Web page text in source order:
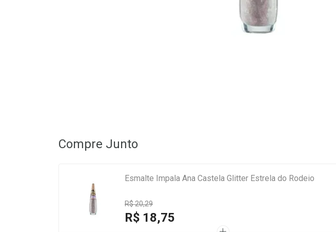
Compre Junto
Esmalte Impala Ana Castela Glitter Estrela do Rodeio
R$ 20,29
R$ 18,75